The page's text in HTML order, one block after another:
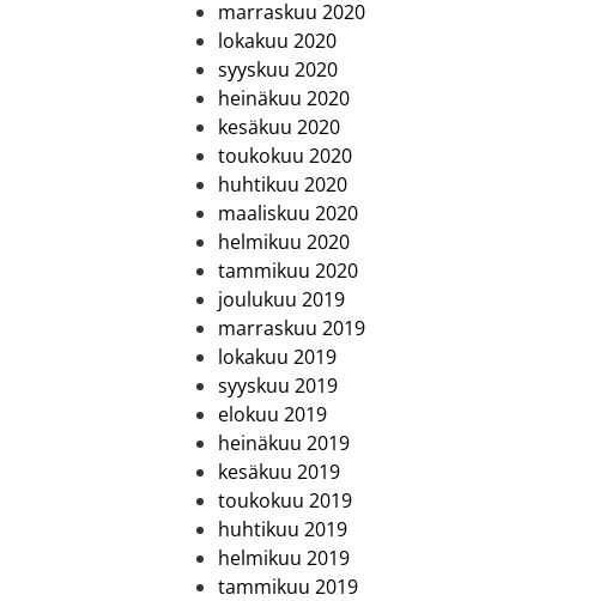
marraskuu 2020
lokakuu 2020
syyskuu 2020
heinäkuu 2020
kesäkuu 2020
toukokuu 2020
huhtikuu 2020
maaliskuu 2020
helmikuu 2020
tammikuu 2020
joulukuu 2019
marraskuu 2019
lokakuu 2019
syyskuu 2019
elokuu 2019
heinäkuu 2019
kesäkuu 2019
toukokuu 2019
huhtikuu 2019
helmikuu 2019
tammikuu 2019